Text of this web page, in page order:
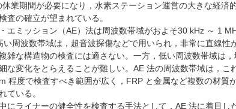
業期間が必要になり，水素ステーション運営の大きな経済
査の確立が望まれている。
エミッション（AE）法は周波数帯域がおよそ30 kHz ～ 1
周波数帯域は，超音波探傷などで用いられ，非常に直線性
雑な構造物の検査には適さない。一方，低い周波数帯域は
な変化をとらえることが難しい。AE 法の周波数帯域は，こ
程度で検査すべき範囲が広く，FRP と金属など複数の材質
ている。
にライナーの健全性を検査する手法として，AE 法に着目し